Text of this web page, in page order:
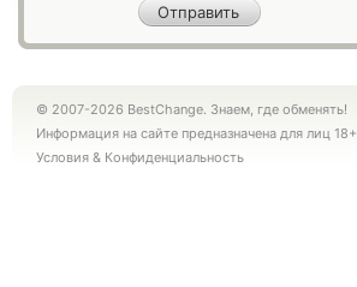
© 2007-2026 BestChange. Знаем, где обменять!
Информация на сайте предназначена для лиц 18+
Условия & Конфиденциальность